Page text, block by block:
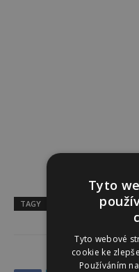
TAGY Keanu Reeves
Tyto
Tyto webové
cookie ke
Používáním